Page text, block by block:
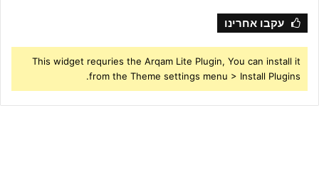
עקבו אחרינו
This widget requries the Arqam Lite Plugin, You can install it
from the Theme settings menu > Install Plugins.